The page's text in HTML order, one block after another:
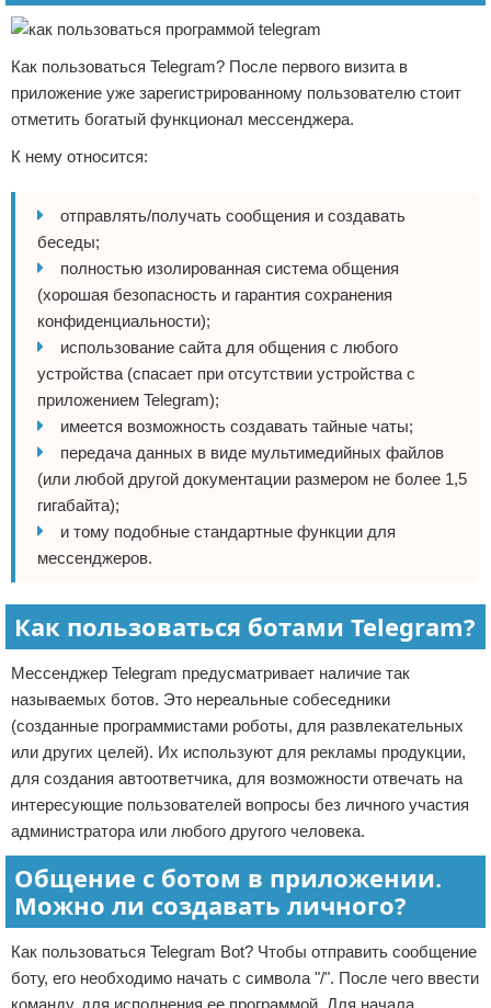
Как пользоваться Telegram? После первого визита в
приложение уже зарегистрированному пользователю стоит
отметить богатый функционал мессенджера.
К нему относится:
отправлять/получать сообщения и создавать
беседы;
полностью изолированная система общения
(хорошая безопасность и гарантия сохранения
конфиденциальности);
использование сайта для общения с любого
устройства (спасает при отсутствии устройства с
приложением Telegram);
имеется возможность создавать тайные чаты;
передача данных в виде мультимедийных файлов
(или любой другой документации размером не более 1,5
гигабайта);
и тому подобные стандартные функции для
мессенджеров.
Как пользоваться ботами Telegram?
Мессенджер Telegram предусматривает наличие так
называемых ботов. Это нереальные собеседники
(созданные программистами роботы, для развлекательных
или других целей). Их используют для рекламы продукции,
для создания автоответчика, для возможности отвечать на
интересующие пользователей вопросы без личного участия
администратора или любого другого человека.
Общение с ботом в приложении.
Можно ли создавать личного?
Как пользоваться Telegram Bot? Чтобы отправить сообщение
боту, его необходимо начать с символа "/". После чего ввести
команду, для исполнения ее программой. Для начала